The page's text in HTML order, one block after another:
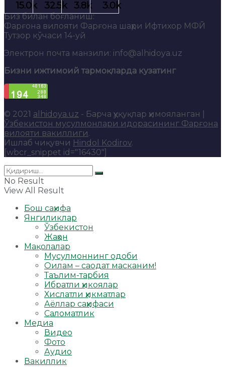
Биз билан боғланиш:
Фарғона вилояти Фарғона шаҳри Ифтихор МФЙ
Тутзор кўчаси 14-уй
Электрон почта манзили: info@alhidoya.uz
Бизни ижтимоий тармоқларда кузатинг
© 2021 alhidoya.uz - Барча ҳуқуқлар ҳимояланган |
Ўзбекистон мусулмонлари идорасининг Фарғона
вилояти вакиллиги.
Ишлаб чиқувчи Hindol Kodirov.
[wbcr_snippet id="16430"]
No Result
View All Result
Бош саҳифа
Янгиликлар
Ўзбекистон
Жаҳон
Мақолалар
Мусулмоннинг одоби
Оилам – саодат масканим!
Таълим-тарбия
Ибратли ҳикоялар
Хислатли ҳикматлар
Аёллар саҳифаси
Саломатлик
Медиа
Видео
Фото
Аудио
Вакиллик